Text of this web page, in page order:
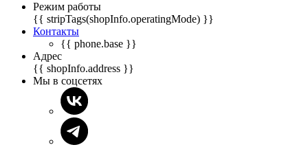
Режим работы
{{ stripTags(shopInfo.operatingMode) }}
Контакты
{{ phone.base }}
Адрес
{{ shopInfo.address }}
Мы в соцсетях